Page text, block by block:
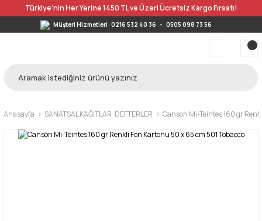
Türkiye’nin Her Yerine 1450 TL ve Üzeri Ücretsiz Kargo Fırsatı!
Müşteri Hizmetleri 0216 532 40 36 - 0505 098 73 56
Anasayfa SANATSAL KAĞITLAR-DEFTERLER Canson Mi-Teintes 160 gr